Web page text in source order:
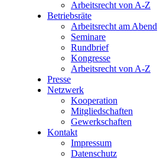
Arbeitsrecht von A-Z
Betriebsräte
Arbeitsrecht am Abend
Seminare
Rundbrief
Kongresse
Arbeitsrecht von A-Z
Presse
Netzwerk
Kooperation
Mitgliedschaften
Gewerkschaften
Kontakt
Impressum
Datenschutz